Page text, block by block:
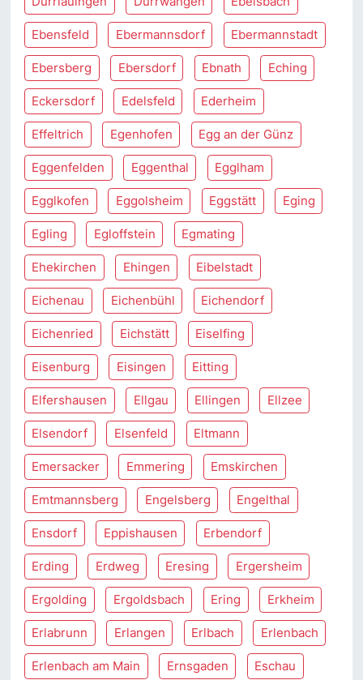
Ebensfeld Ebermannsdorf Ebermannstadt
Ebersberg Ebersdorf Ebnath Eching
Eckersdorf Edelsfeld Ederheim
Effeltrich Egenhofen Egg an der Günz
Eggenfelden Eggenthal Egglham
Egglkofen Eggolsheim Eggstätt Eging
Egling Egloffstein Egmating
Ehekirchen Ehingen Eibelstadt
Eichenau Eichenbühl Eichendorf
Eichenried Eichstätt Eiselfing
Eisenburg Eisingen Eitting
Elfershausen Ellgau Ellingen Ellzee
Elsendorf Elsenfeld Eltmann
Emersacker Emmering Emskirchen
Emtmannsberg Engelsberg Engelthal
Ensdorf Eppishausen Erbendorf
Erding Erdweg Eresing Ergersheim
Ergolding Ergoldsbach Ering Erkheim
Erlabrunn Erlangen Erlbach Erlenbach
Erlenbach am Main Ernsgaden Eschau